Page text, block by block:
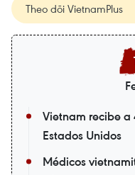
Theo dõi VietnamPlus
Vietnam recibe
Estados Unidos
Médicos